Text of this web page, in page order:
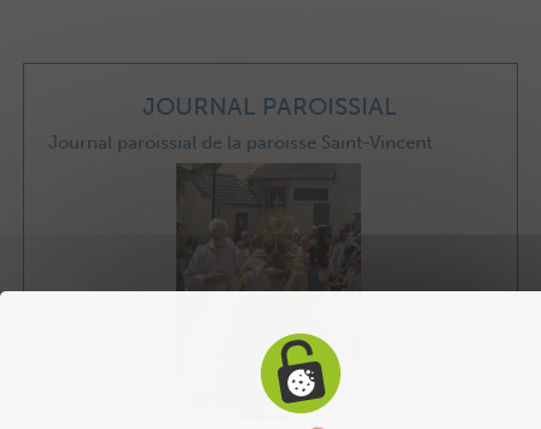
JOURNAL PAROISSIAL
Journal paroissial de la paroisse Saint-Vincent